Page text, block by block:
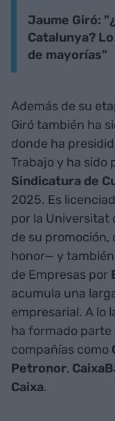
Jaume Giró:
Catalunya?
de mayorías"
Además de su
Giró también ha
donde ha
Trabajo y ha sido
Sindicatura de
2025. Es
por la Universitat
de su promoción,
honor— y
de Empresas por
acumula una
empresarial. A lo
ha formado parte
compañías como
Petronor,
Caixa.